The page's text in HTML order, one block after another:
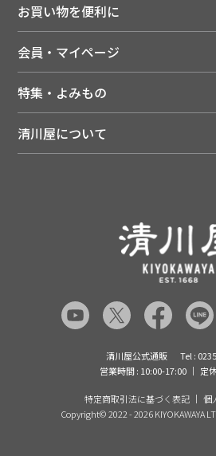
ご利用ガイド
領収書について
送料について
配達日について
返品について
よくあるご質問（FAQ）
あんしんの品質保証について（産
品質保証について（通常品）
お買い物を便利に
季節のカタログを無料でお届け
店舗・ECポイント共通アプリ
LINEお友だち登録
会員・マイページ
会員特典について
注文履歴
特集・よみもの
メディア掲載商品
清川屋のレビューを見る
清川屋について
清川屋公式通販
Tel :
営業時間 : 10:00-17:00
定
特定商取引法に基づく表記
個
Copyright©2022 - 2026 KIYOKAWAYA